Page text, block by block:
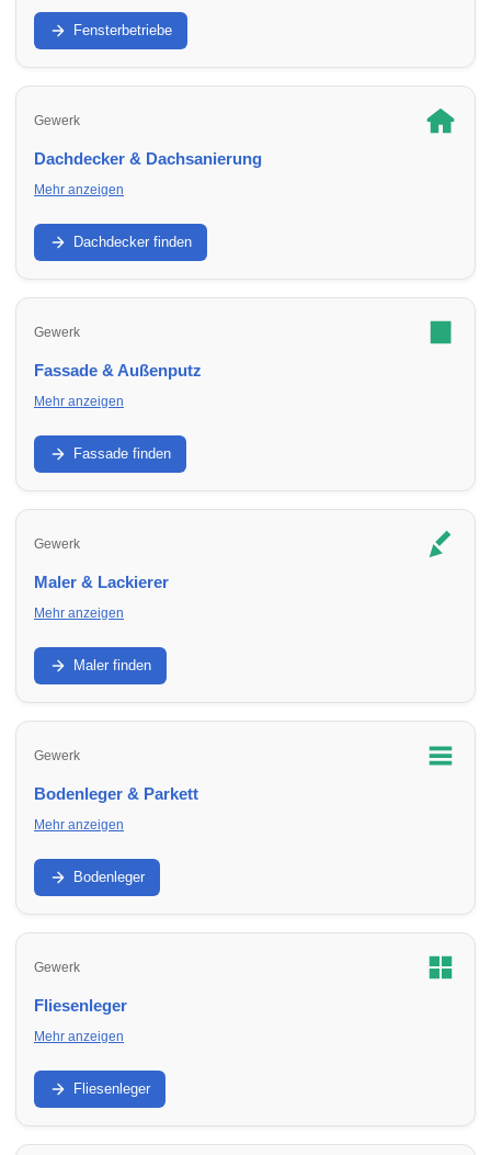
Austausch, Einbau, Sicherheit und Dämmwerte: Finde
Fachbetriebe in Umbgebungen für Fenster, Haustüren und
Terrassentüren.
Fensterbetriebe
Gewerk
Dachdecker & Dachsanierung
Mehr anzeigen
Dachabdichtung, Dachfenster, Reparatur und
Neueindeckung: Finde Dachdecker in Umbgebungen für
Sanierung und Wartung.
Dachdecker finden
Gewerk
Fassade & Außenputz
Mehr anzeigen
Putz, WDVS, Anstrich und Sanierung: Finde
Fassadenbetriebe in Umbgebungen für Schutz, Optik und
Energieeffizienz.
Fassade finden
Gewerk
Maler & Lackierer
Mehr anzeigen
Innenräume, Fassade, Lacke, Tapezieren: Finde
Malerbetriebe in Umbgebungen für Renovierung und
Sanierung.
Maler finden
Gewerk
Bodenleger & Parkett
Mehr anzeigen
Parkett, Vinyl, Laminat und Untergrund: Finde Bodenleger in
Umbgebungen für Neuverlegung und Sanierung.
Bodenleger
Gewerk
Fliesenleger
Mehr anzeigen
Bad, Küche, Boden und Abdichtung: Finde Fliesenleger in
Umbgebungen für Neubau, Sanierung und Reparatur.
Fliesenleger